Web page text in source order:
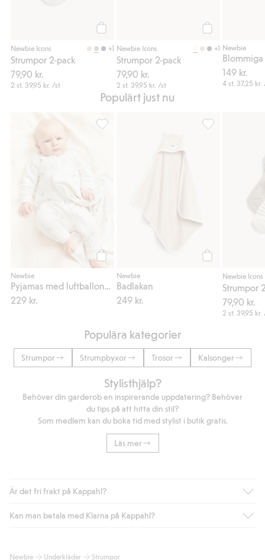
Newbie Icons +1
Strumpor 2-pack
79,90 kr.
2 st. 39,95 kr. /st
Newbie Icons +1
Strumpor 2-pack
79,90 kr.
2 st. 39,95 kr. /st
Newbie
149 kr.
4 st. 37,25 kr.
Populärt just nu
Köp
Newbie
229 kr.
Newbie
Badlakan
249 kr.
Newbie Icons
Strumpor
79,90 kr.
2 st. 39,95 kr.
Populära kategorier
Strumpor Strumpbyxor Trosor Kalsonger
Stylisthjälp?
Behöver din garderob en inspirerande uppdatering? Behöver
du tips på att hitta din stil?
Som medlem kan du boka tid med stylist i butik gratis.
Läs mer
Är det fri frakt på Kappahl?
Är du medlem i Kappahl Club har du alltid gratis frakt till butik
Kan man betala med Klarna på Kappahl?
Newbie Underkläder Strumpor